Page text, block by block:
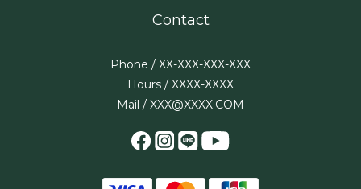
Contact
Phone / XX-XXX-XXX-XXX
Hours / XXXX-XXXX
Mail / XXX@XXXX.COM